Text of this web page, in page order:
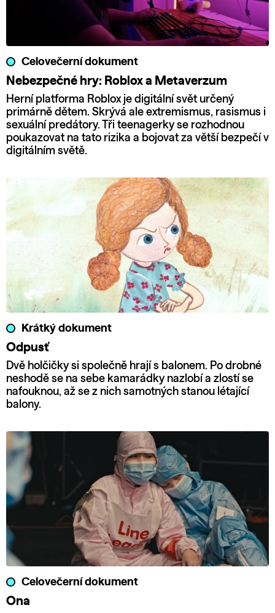
Celovečerní dokument
Nebezpečné hry: Roblox a Metaverzum
Herní platforma Roblox je digitální svět určený
primárně dětem. Skrývá ale extremismus, rasismus i
sexuální predátory. Tři teenagerky se rozhodnou
poukazovat na tato rizika a bojovat za větší bezpečí v
digitálním světě.
Krátký dokument
Odpusť
Dvě holčičky si společně hrají s balonem. Po drobné
neshodě se na sebe kamarádky nazlobí a zlostí se
nafouknou, až se z nich samotných stanou létající
balony.
Celovečerní dokument
Ona